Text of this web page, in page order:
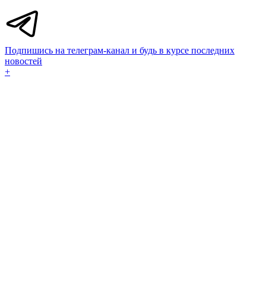
Подпишись на телеграм-канал и будь в курсе последних
новостей
+